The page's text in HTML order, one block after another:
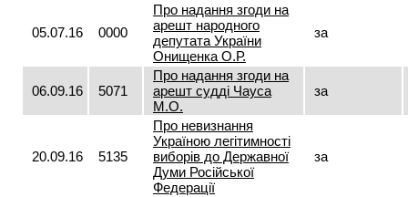
05.07.16 0000
Про надання згоди на
арешт народного
депутата України
Онищенка О.Р.
за
06.09.16 5071
Про надання згоди на
арешт судді Чауса
М.О.
за
20.09.16 5135
Про невизнання
Україною легітимності
виборів до Державної
Думи Російської
Федерації
за